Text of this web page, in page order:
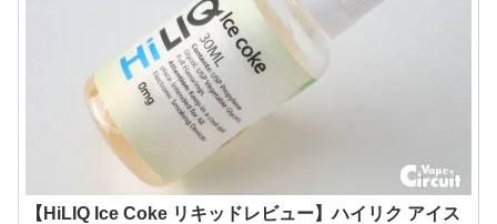
【HiLIQ Ice Coke リキッドレビュー】ハイリク アイス